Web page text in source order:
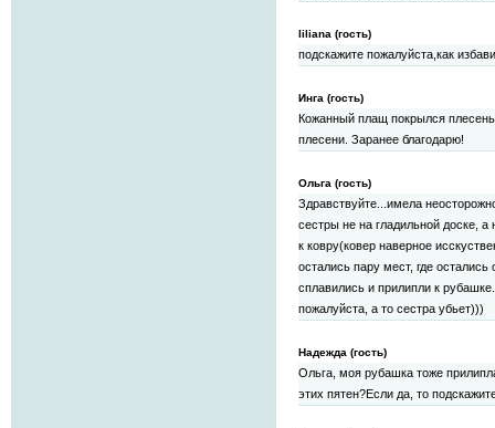
liliana (гость)
подскажите пожалуйста,как
Инга (гость)
Кожанный плащ покрылся
плесени. Заранее благодарю!
Ольга (гость)
Здравствуйте...имела
сестры не на гладильной доске,
к ковру(ковер наверное
остались пару мест, где остались
сплавились и прилипли к
пожалуйста, а то сестра убьет)))
Надежда (гость)
Ольга, моя рубашка тоже
этих пятен?Если да, то